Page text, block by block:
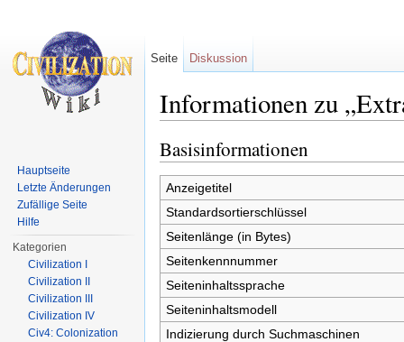
Informationen zu
Basisinformationen
Anzeigetitel
Standardsortierschlüssel
Seitenlänge (in Bytes)
Seitenkennnummer
Seiteninhaltssprache
Seiteninhaltsmodell
Indizierung durch Suchmaschinen
Seite Diskussion
Hauptseite
Letzte Änderungen
Zufällige Seite
Hilfe
Kategorien
Civilization I
Civilization II
Civilization III
Civilization IV
Civ4: Colonization